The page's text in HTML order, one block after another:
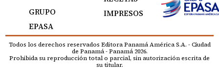
GRUPO
EPASA
IMPRESOS
Todos los derechos reservados Editora Panamá América S.A. - Ciudad
de Panamá - Panamá 2026.
Prohibida su reproducción total o parcial, sin autorización escrita de
su titular.